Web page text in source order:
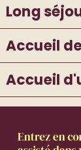
Long
Accueil
Accueil
Entrez en